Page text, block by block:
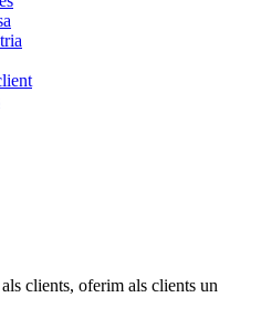
clients, oferim als clients un